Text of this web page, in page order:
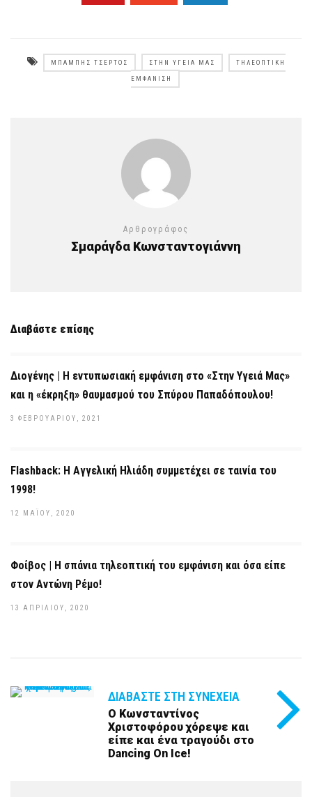
ΜΠΆΜΠΗΣ ΤΣΈΡΤΟΣ ΣΤΗΝ ΥΓΕΙΆ ΜΑΣ ΤΗΛΕΟΠΤΙΚΉ
ΕΜΦΆΝΙΣΗ
Αρθρογράφος
Σμαράγδα Κωνσταντογιάννη
Διαβάστε επίσης
Διογένης | Η εντυπωσιακή εμφάνιση στο «Στην Υγειά Μας»
και η «έκρηξη» θαυμασμού του Σπύρου Παπαδόπουλου!
3 ΦΕΒΡΟΥΑΡΊΟΥ, 2021
Flashback: Η Αγγελική Ηλιάδη συμμετέχει σε ταινία του
1998!
12 ΜΑΪ́ΟΥ, 2020
Φοίβος | Η σπάνια τηλεοπτική του εμφάνιση και όσα είπε
στον Αντώνη Ρέμο!
13 ΑΠΡΙΛΊΟΥ, 2020
ΔΙΑΒΆΣΤΕ ΣΤΗ ΣΥΝΈΧΕΙΑ
Ο Κωνσταντίνος
Χριστοφόρου χόρεψε και
είπε και ένα τραγούδι στο
Dancing On Ice!